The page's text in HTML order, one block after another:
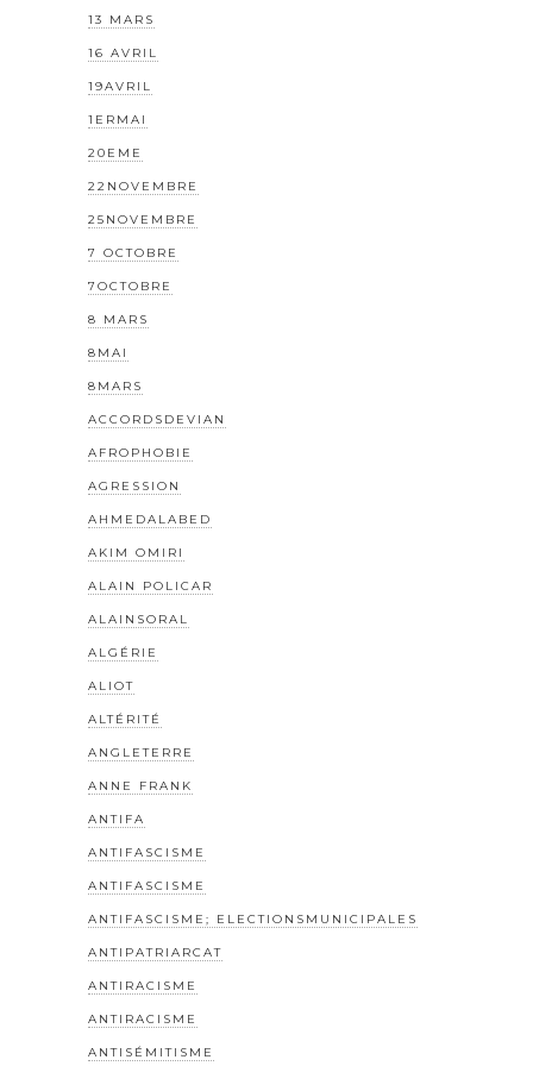
13 MARS
16 AVRIL
19AVRIL
1ERMAI
20EME
22NOVEMBRE
25NOVEMBRE
7 OCTOBRE
7OCTOBRE
8 MARS
8MAI
8MARS
ACCORDSDEVIAN
AFROPHOBIE
AGRESSION
AHMEDALABED
AKIM OMIRI
ALAIN POLICAR
ALAINSORAL
ALGÉRIE
ALIOT
ALTÉRITÉ
ANGLETERRE
ANNE FRANK
ANTIFA
ANTIFASCISME
ANTIFASCISME
ANTIFASCISME; ELECTIONSMUNICIPALES
ANTIPATRIARCAT
ANTIRACISME
ANTIRACISME
ANTISÉMITISME